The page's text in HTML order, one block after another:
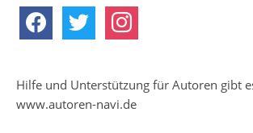
facebook twitter instagram
Hilfe und Unterstützung für Autoren gibt
www.autoren-navi.de